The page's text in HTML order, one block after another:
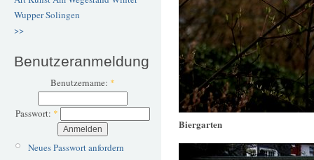
WupperSolingen
>>
Benutzeranmeldung
Benutzername: *
Passwort: *
Neues Passwort anfordern
Biergarten